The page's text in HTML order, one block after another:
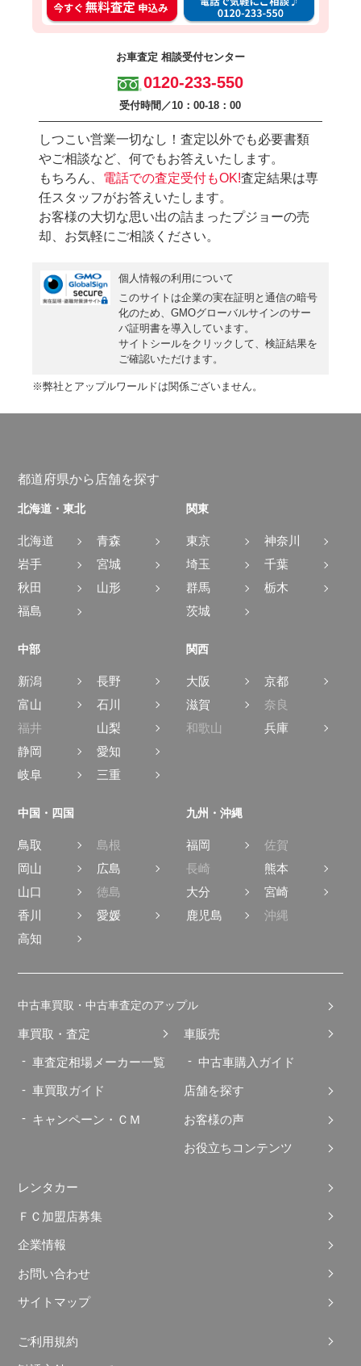
ン
タ
0
秒
今
す
ぐ
無
査
定
料
無
お
電
話
で
気
軽
に
ご
談
お車査定 相談受付センター
0120-233-550
受付時間／10：00-18：00
しつこい営業一切なし！査定以外でも必要書類
やご相談など、何でもお答えいたします。
もちろん、 電話での査定受付もOK!査定結果は専
任スタッフがお答えいたします。
お客様の大切な思い出の詰まったプジョーの売
却、お気軽にご相談ください。
個人情報の利用について
このサイトは企業の実在証明と通信の暗号
化のため、GMOグローバルサインのサー
バ証明書を導入しています。
サイトシールをクリックして、検証結果を
ご確認いただけます。
※弊社とアップルワールドは関係ございません。
都道府県から店舗を探す
北海道・東北
北海道
青森
岩手
宮城
秋田
山形
福島
関東
東京
神奈川
埼玉
千葉
群馬
栃木
茨城
中部
新潟
長野
富山
石川
福井
山梨
静岡
愛知
岐阜
三重
関西
大阪
京都
滋賀
奈良
和歌山
兵庫
中国・四国
鳥取
島根
岡山
広島
山口
徳島
香川
愛媛
高知
九州・沖縄
福岡
佐賀
長崎
熊本
大分
宮崎
鹿児島
沖縄
中古車買取・中古車査定のアップル
車買取・査定
車査定相場メーカー一覧
車買取ガイド
キャンペーン・ＣＭ
車販売
中古車購入ガイド
店舗を探す
お客様の声
お役立ちコンテンツ
レンタカー
ＦＣ加盟店募集
企業情報
お問い合わせ
サイトマップ
ご利用規約